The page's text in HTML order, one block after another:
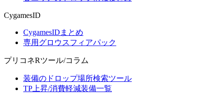
CygamesID
CygamesIDまとめ
専用グロウスフィアパック
プリコネRツール/コラム
装備のドロップ場所検索ツール
TP上昇/消費軽減装備一覧